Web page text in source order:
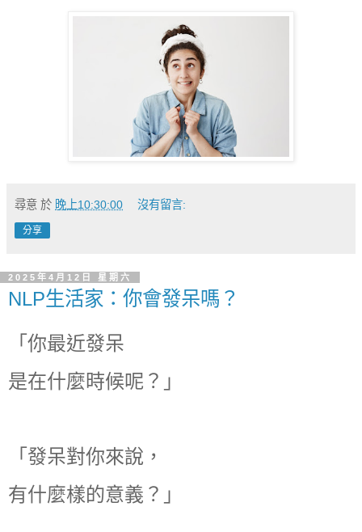
尋意 於 晚上10:30:00 沒有留言:
分享
2025年4月12日 星期六
NLP生活家：你會發呆嗎？
「你最近發呆
是在什麼時候呢？」
「發呆對你來說，
有什麼樣的意義？」